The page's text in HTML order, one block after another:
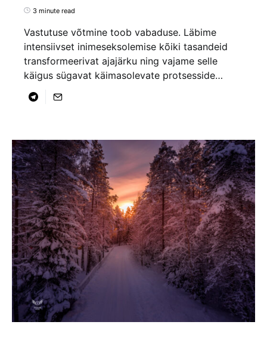
3 minute read
Vastutuse võtmine toob vabaduse. Läbime
intensiivset inimeseksolemise kõiki tasandeid
transformeerivat ajajärku ning vajame selle
käigus sügavat käimasolevate protsesside…